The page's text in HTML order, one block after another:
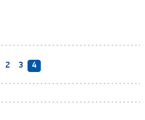
2 3 4